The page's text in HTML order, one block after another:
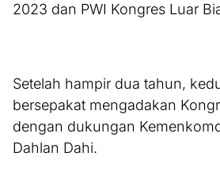
2023 dan PWI Kongres Luar
Setelah hampir dua tahun,
bersepakat mengadakan
dengan dukungan
Dahlan Dahi.